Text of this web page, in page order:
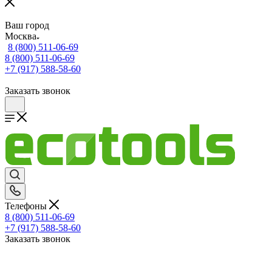
Ваш город
Москва
8 (800) 511-06-69
8 (800) 511-06-69
+7 (917) 588-58-60
Заказать звонок
Телефоны
8 (800) 511-06-69
+7 (917) 588-58-60
Заказать звонок